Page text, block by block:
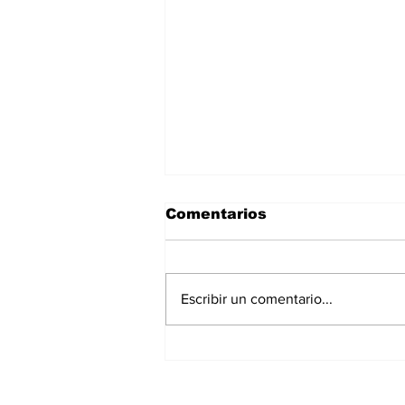
Comentarios
Escribir un comentario...